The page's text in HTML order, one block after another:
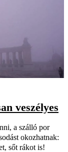
veszélyes
a szálló por
okozhatnak:
sőt rákot is!